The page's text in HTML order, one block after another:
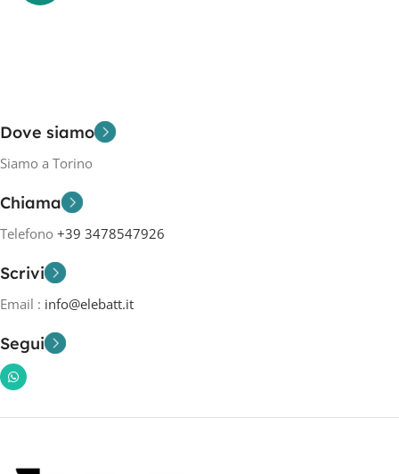
Dove siamo
Siamo a Torino
Chiama
Telefono +39 3478547926
Scrivi
Email : info@elebatt.it
Segui